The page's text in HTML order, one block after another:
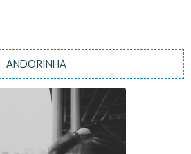
ANDORINHA